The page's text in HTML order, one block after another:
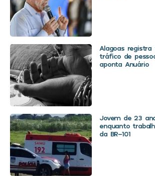
Alagoas
tráfico de
aponta Anuário
Jovem de 23
enquanto
da BR-101